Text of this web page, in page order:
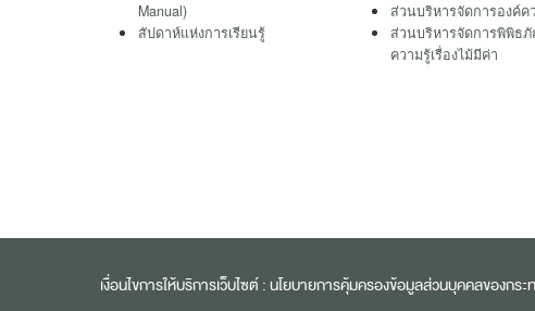
Manual)
สัปดาห์แห่งการเรียนรู้
ส่วนบริหารจัดการองค์ค
ส่วนบริหารจัดการพิพิธ
ความรู้เรื่องไม้มีค่า
เงื่อนไขการให้บริการเว็บไซต์ :นโยบายการคุ้มครองข้อมูลส่วนบุคคลของกร